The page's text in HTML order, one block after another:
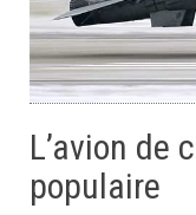
L’avion de
populaire